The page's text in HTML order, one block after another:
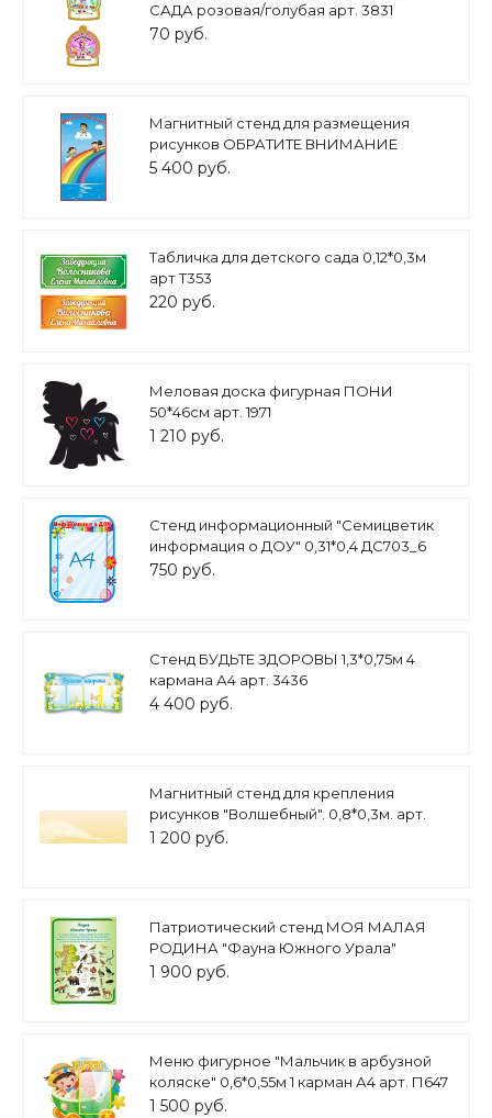
САДА розовая/голубая арт. 3831
70 руб.
Магнитный стенд для размещения
рисунков ОБРАТИТЕ ВНИМАНИЕ
1,5*0,8м арт. 5009
5 400 руб.
Табличка для детского сада 0,12*0,3м
арт Т353
220 руб.
Меловая доска фигурная ПОНИ
50*46см арт. 1971
1 210 руб.
Стенд информационный "Семицветик
информация о ДОУ" 0,31*0,4 ДС703_6
750 руб.
Стенд БУДЬТЕ ЗДОРОВЫ 1,3*0,75м 4
кармана А4 арт. 3436
4 400 руб.
Магнитный стенд для крепления
рисунков "Волшебный". 0,8*0,3м. арт.
МС1675-1
1 200 руб.
Патриотический стенд МОЯ МАЛАЯ
РОДИНА "Фауна Южного Урала"
0,6*0,8м арт. 5232
1 900 руб.
Меню фигурное "Мальчик в арбузной
коляске" 0,6*0,55м 1 карман А4 арт. П647
1 500 руб.